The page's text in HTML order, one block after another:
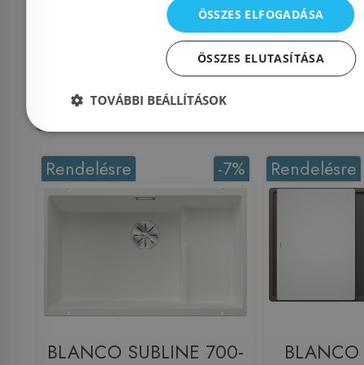
Cikkszám: 523219
228 910 Ft
Kosárba
257 900 Ft
-7%
Rendelésre
BLANCO SUBLINE 700-
Rendelésre
ÖSSZES ELFOGADÁSA
ÖSSZES ELUTASÍTÁSA
TOVÁBBI BEÁLLÍTÁSOK